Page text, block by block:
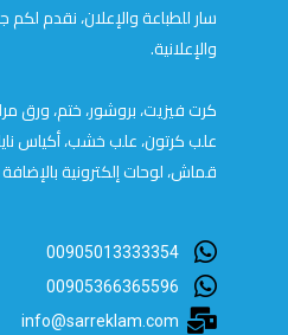
سار للطباعة والإعلان، نقدم لكم
والإعلانية.
كرت فيزيت، بروشور، ختم، ورق
علب كرتون، علب خشب، أكياس
قماش، لوحات إلكترونية
00905013333354
00905366365596
info@sarreklam.com